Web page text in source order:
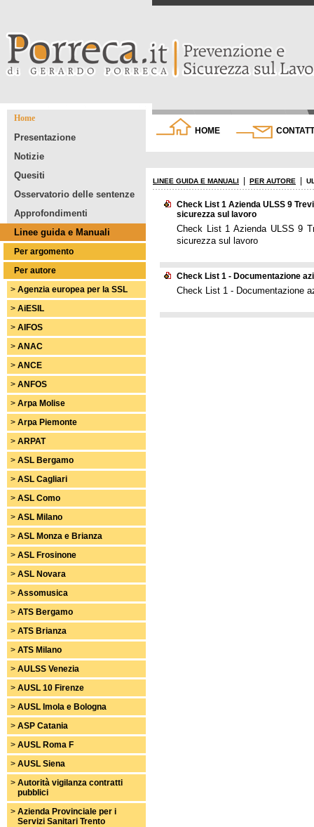
Home
Presentazione
Notizie
Quesiti
Osservatorio delle sentenze
Approfondimenti
Linee guida e Manuali
Per argomento
Per autore
> Agenzia europea per la SSL
> AiESIL
> AIFOS
> ANAC
> ANCE
> ANFOS
> Arpa Molise
> Arpa Piemonte
> ARPAT
> ASL Bergamo
> ASL Cagliari
> ASL Como
> ASL Milano
> ASL Monza e Brianza
> ASL Frosinone
> ASL Novara
> Assomusica
> ATS Bergamo
> ATS Brianza
> ATS Milano
> AULSS Venezia
> AUSL 10 Firenze
> AUSL Imola e Bologna
> ASP Catania
> AUSL Roma F
> AUSL Siena
> Autorità vigilanza contratti
pubblici
> Azienda Provinciale per i
Servizi Sanitari Trento
HOME
LINEE GUIDA E MANUALI PER AUTORE
Check List 1 Azienda ULSS 9
sicurezza sul lavoro
Check List 1 Azienda ULSS 9
sicurezza sul lavoro
Check List 1 - Documentazione
Check List 1 - Documentazione